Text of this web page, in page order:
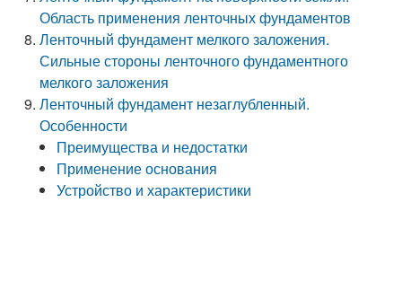
Область применения ленточных фундаментов
Ленточный фундамент мелкого заложения.
Сильные стороны ленточного фундаментного
мелкого заложения
Ленточный фундамент незаглубленный.
Особенности
Преимущества и недостатки
Применение основания
Устройство и характеристики